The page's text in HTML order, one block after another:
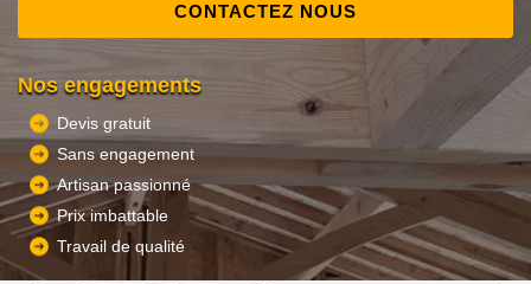
CONTACTEZ NOUS
Nos engagements
Devis gratuit
Sans engagement
Artisan passionné
Prix imbattable
Travail de qualité